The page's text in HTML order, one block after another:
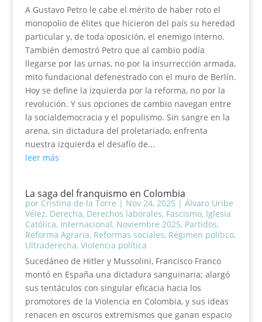
A Gustavo Petro le cabe el mérito de haber roto el
monopolio de élites que hicieron del país su heredad
particular y, de toda oposición, el enemigo interno.
También demostró Petro que al cambio podía
llegarse por las urnas, no por la insurrección armada,
mito fundacional defenestrado con el muro de Berlín.
Hoy se define la izquierda por la reforma, no por la
revolución. Y sus opciones de cambio navegan entre
la socialdemocracia y el populismo. Sin sangre en la
arena, sin dictadura del proletariado, enfrenta
nuestra izquierda el desafío de...
leer más
La saga del franquismo en Colombia
por Cristina de la Torre | Nov 24, 2025 | Álvaro Uribe
Vélez, Derecha, Derechos laborales, Fascismo, Iglesia
Católica, Internacional, Noviembre 2025, Partidos,
Reforma Agraria, Reformas sociales, Régimen político,
Ultraderecha, Violencia política
Sucedáneo de Hitler y Mussolini, Francisco Franco
montó en España una dictadura sanguinaria; alargó
sus tentáculos con singular eficacia hacia los
promotores de la Violencia en Colombia, y sus ideas
renacen en oscuros extremismos que ganan espacio